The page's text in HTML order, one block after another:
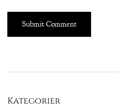
Kategorier